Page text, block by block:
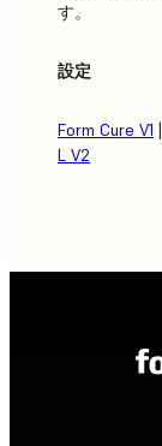
す。
設定
Form Cure V1
L V2